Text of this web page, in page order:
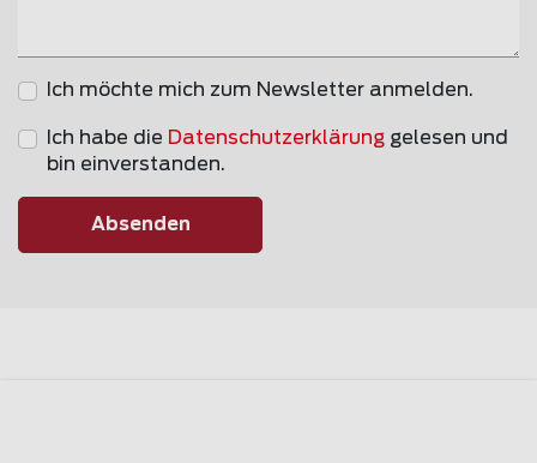
Ich möchte mich zum Newsletter anmelden.
Ich habe die Datenschutzerklärung gelesen und
bin einverstanden.
Absenden